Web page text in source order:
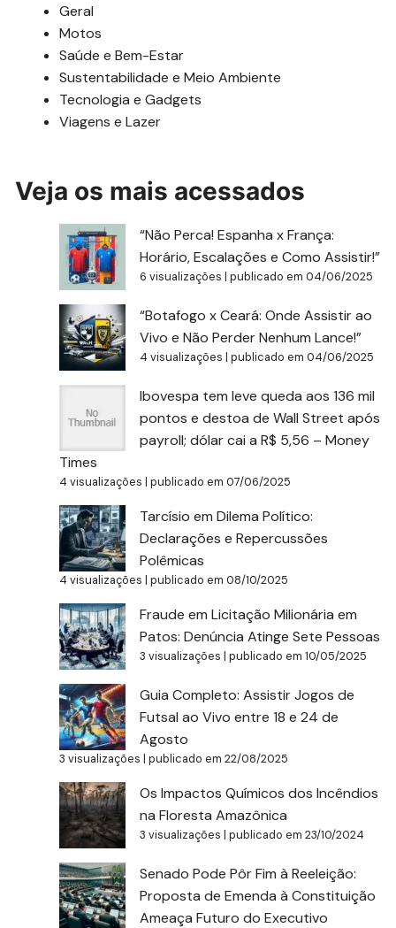
Geral
Motos
Saúde e Bem-Estar
Sustentabilidade e Meio Ambiente
Tecnologia e Gadgets
Viagens e Lazer
Veja os mais acessados
“Não Perca! Espanha x França:
Horário, Escalações e Como Assistir!”
6 visualizações |publicado em 04/06/2025
“Botafogo x Ceará: Onde Assistir ao
Vivo e Não Perder Nenhum Lance!”
4 visualizações |publicado em 04/06/2025
Ibovespa tem leve queda aos 136 mil
pontos e destoa de Wall Street após
payroll; dólar cai a R$ 5,56 – Money
Times
4 visualizações |publicado em 07/06/2025
Tarcísio em Dilema Político:
Declarações e Repercussões
Polêmicas
4 visualizações |publicado em 08/10/2025
Fraude em Licitação Milionária em
Patos: Denúncia Atinge Sete Pessoas
3 visualizações |publicado em 10/05/2025
Guia Completo: Assistir Jogos de
Futsal ao Vivo entre 18 e 24 de
Agosto
3 visualizações |publicado em 22/08/2025
Os Impactos Químicos dos Incêndios
na Floresta Amazônica
3 visualizações |publicado em 23/10/2024
Senado Pode Pôr Fim à Reeleição:
Proposta de Emenda à Constituição
Ameaça Futuro do Executivo